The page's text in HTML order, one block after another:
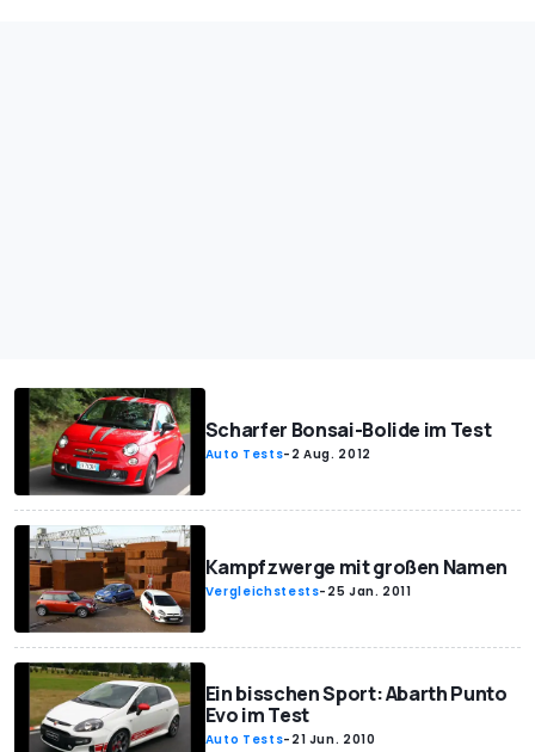
Scharfer Bonsai-Bolide im Test
Auto Tests- 2 Aug. 2012
Kampfzwerge mit großen Namen
Vergleichstests- 25 Jan. 2011
Ein bisschen Sport: Abarth Punto
Evo im Test
Auto Tests- 21 Jun. 2010